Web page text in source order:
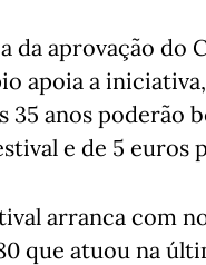
da aprovação do
apoia a
35 anos poderão
e de 5 euros
arranca com
que atuou na